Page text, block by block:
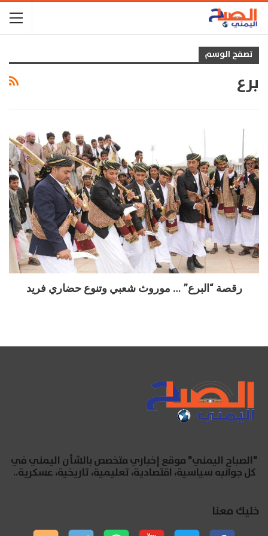
تصفح الوسم
برع
رقصة “البرع” … موروث شعبي وتنوع حضاري فريد
"الصباح اليمني" موقع إخباري متخصص بالشأن اليمني في
كل جوانبه سياسية، اقتصادية، تعليمية، تاريخية، عسكرية..
خليك معنا